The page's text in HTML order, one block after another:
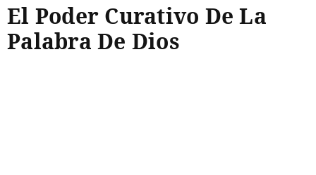
El Poder Curativo De La
Palabra De Dios